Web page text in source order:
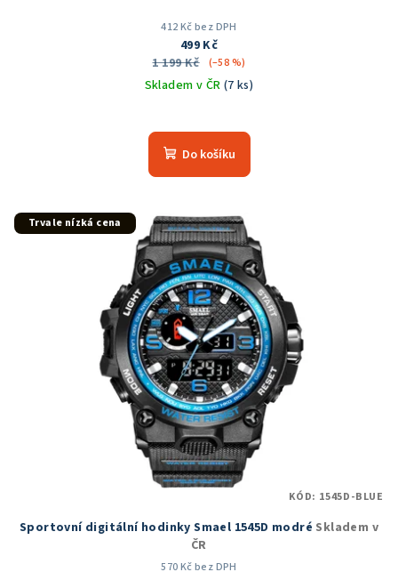
412 Kč bez DPH
499 Kč
1 199 Kč
(–58 %)
Skladem v ČR (7 ks)
Do košíku
Trvale nízká cena
Sportovní digitální hodinky Smael 1545D modré Skladem v
ČR
570 Kč bez DPH
KÓD: 1545D-BLUE